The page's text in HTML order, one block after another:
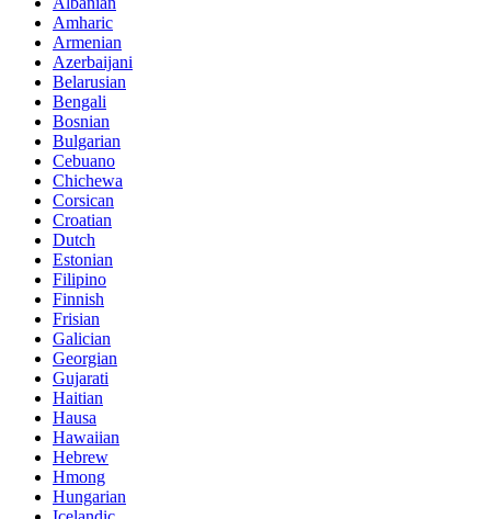
Amharic
Armenian
Azerbaijani
Belarusian
Bengali
Bosnian
Bulgarian
Cebuano
Chichewa
Corsican
Croatian
Dutch
Estonian
Filipino
Finnish
Frisian
Galician
Georgian
Gujarati
Haitian
Hausa
Hawaiian
Hebrew
Hmong
Hungarian